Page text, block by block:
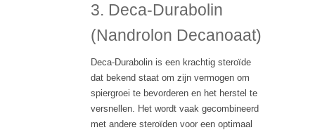
3. Deca-Durabolin
(Nandrolon Decanoaat)
Deca-Durabolin is een krachtig steroïde
dat bekend staat om zijn vermogen om
spiergroei te bevorderen en het herstel te
versnellen. Het wordt vaak gecombineerd
met andere steroïden voor een optimaal